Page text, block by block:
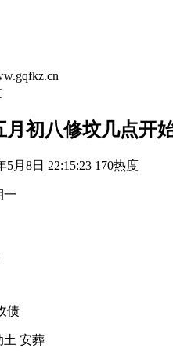
月初八修坟几点开
5月8日 22:15:23 170热度
一
债
土 安葬